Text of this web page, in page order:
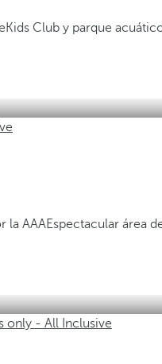
Kids Club y parque
la AAAEspectacular área
only - All Inclusive